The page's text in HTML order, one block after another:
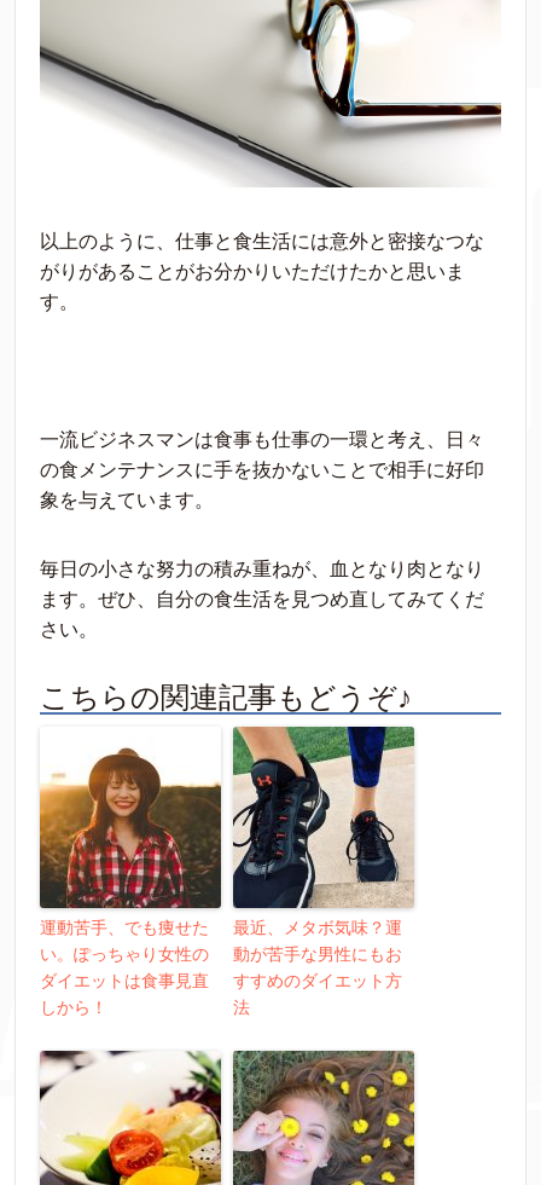
以上のように、仕事と食生活には意外と密接なつな
がりがあることがお分かりいただけたかと思いま
す。
一流ビジネスマンは食事も仕事の一環と考え、日々
の食メンテナンスに手を抜かないことで相手に好印
象を与えています。
毎日の小さな努力の積み重ねが、血となり肉となり
ます。ぜひ、自分の食生活を見つめ直してみてくだ
さい。
こちらの関連記事もどうぞ♪
運動苦手、でも痩せた
い。ぽっちゃり女性の
ダイエットは食事見直
しから！
最近、メタボ気味？運
動が苦手な男性にもお
すすめのダイエット方
法